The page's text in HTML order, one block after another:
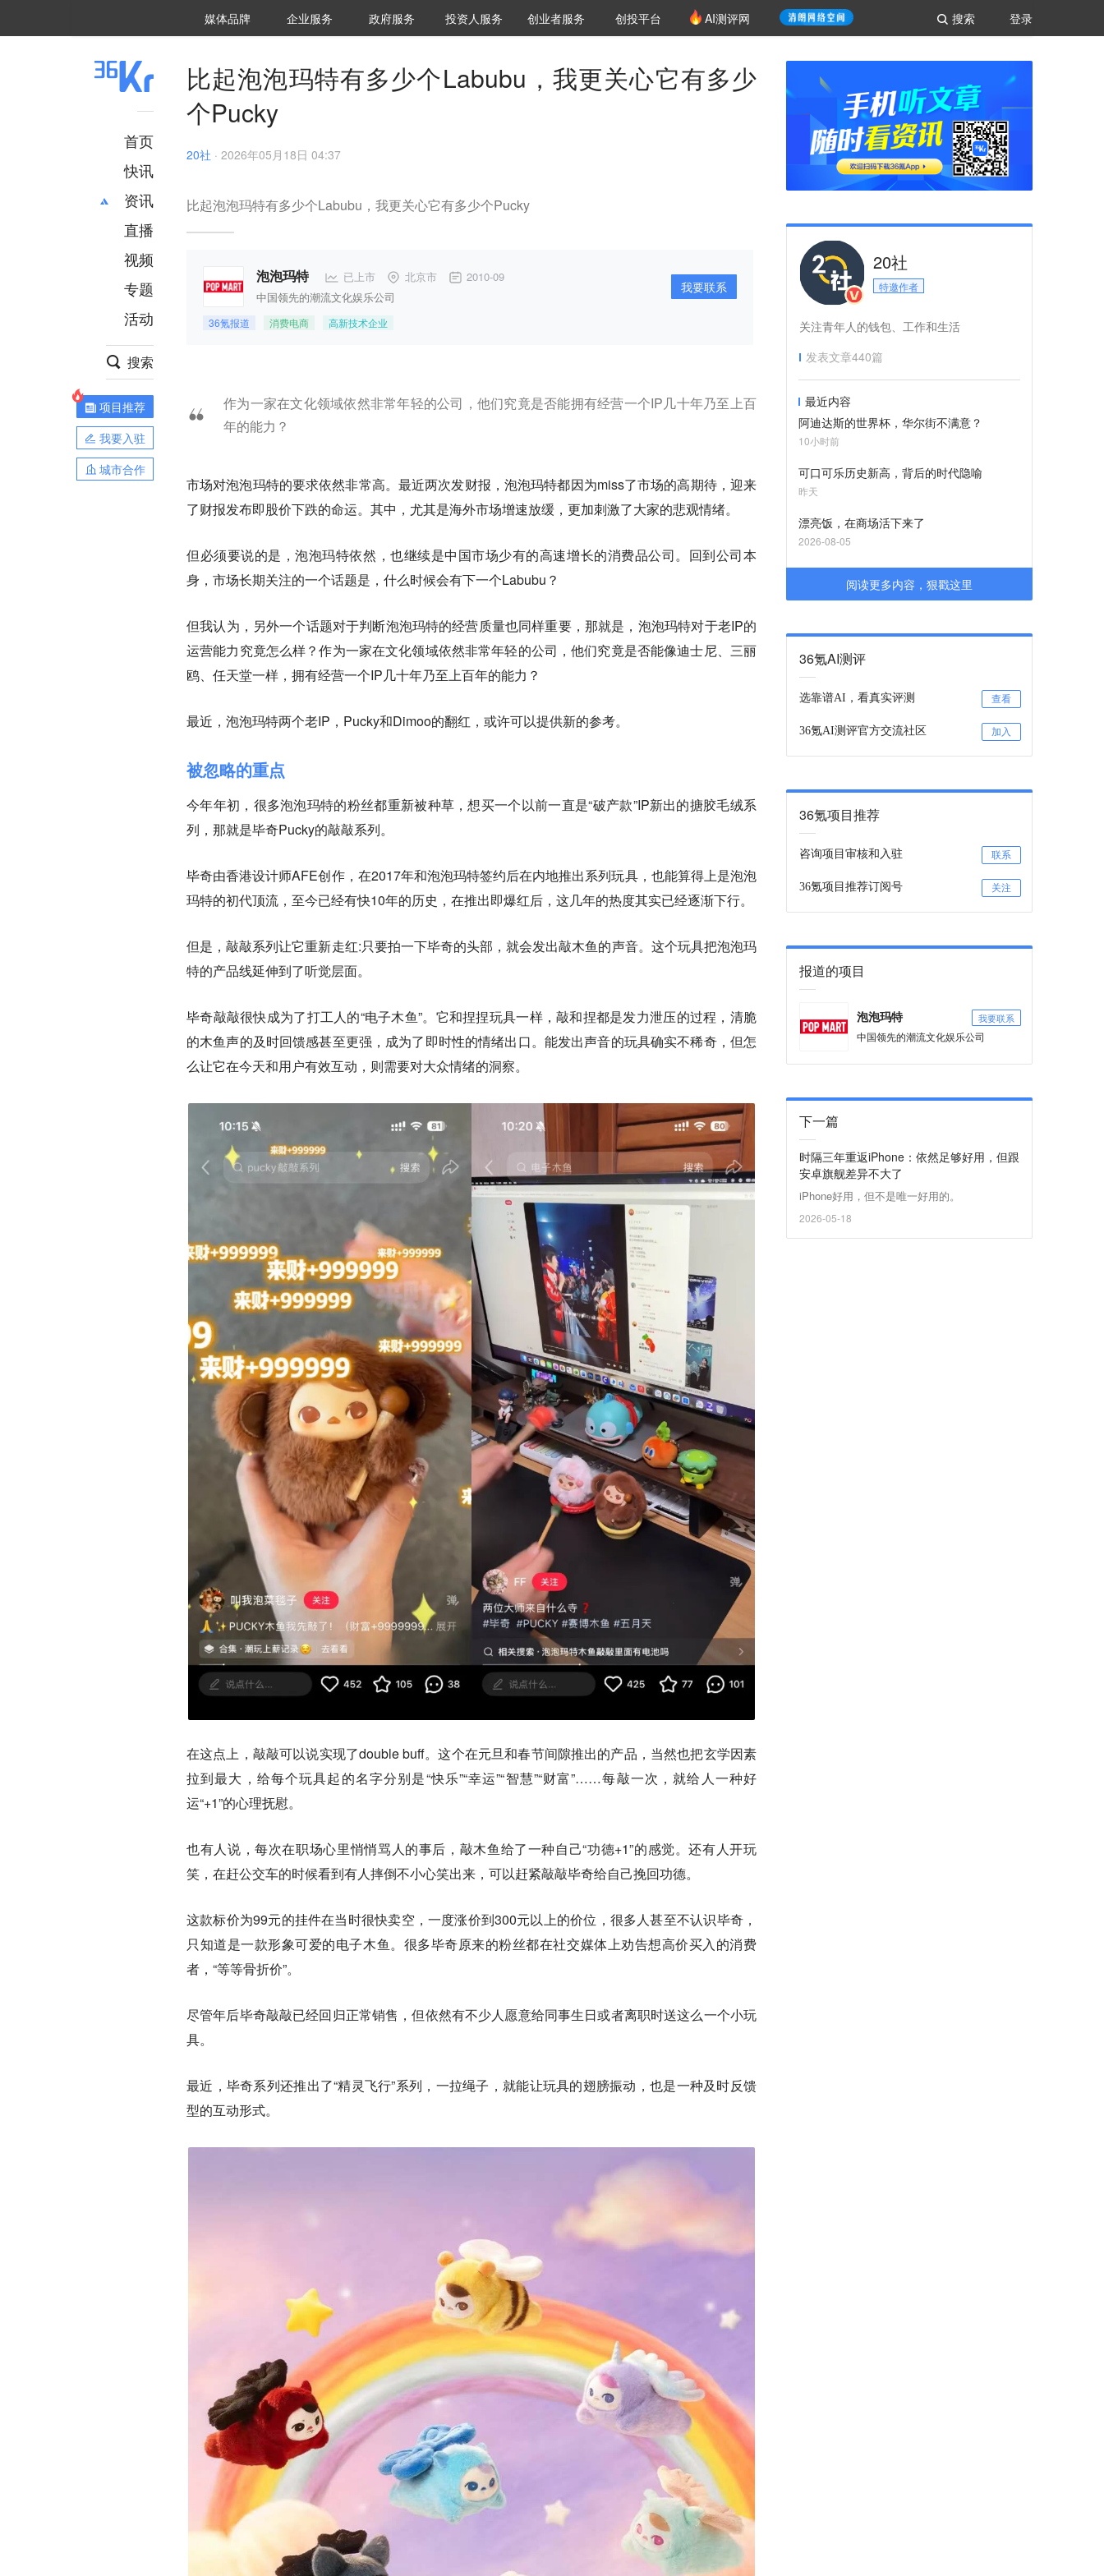
登录
搜索
媒体品牌 36Kr研究院
企业服务 城市之窗
政府服务 VClub投资机构库
投资机构职位推介
投资人服务 创投氪堂
创业者服务 创投平台 AI测评网
首页
快讯
资讯
推荐
财经
项目推荐
安徽
直播
视频
专题
活动
搜索
项目推荐
我要入驻
城市合作
比起泡泡玛特有多少个Labubu，我更关心它有多少
个Pucky
20社 · 2026年05月18日 04:37
比起泡泡玛特有多少个Labubu，我更关心它有多少个Pucky
泡泡玛特 已上市 北京市 2010-09
中国领先的潮流文化娱乐公司
36氪报道 消费电商 高新技术企业
我要联系
作为一家在文化领域依然非常年轻的公司，他们究竟是否能拥有经营一个IP几十年乃至上百
年的能力？
市场对泡泡玛特的要求依然非常高。最近两次发财报，泡泡玛特都因为miss了市场的高期待，迎来
了财报发布即股价下跌的命运。其中，尤其是海外市场增速放缓，更加刺激了大家的悲观情绪。
但必须要说的是，泡泡玛特依然，也继续是中国市场少有的高速增长的消费品公司。回到公司本
身，市场长期关注的一个话题是，什么时候会有下一个Labubu？
但我认为，另外一个话题对于判断泡泡玛特的经营质量也同样重要，那就是，泡泡玛特对于老IP的
运营能力究竟怎么样？作为一家在文化领域依然非常年轻的公司，他们究竟是否能像迪士尼、三丽
鸥、任天堂一样，拥有经营一个IP几十年乃至上百年的能力？
最近，泡泡玛特两个老IP，Pucky和Dimoo的翻红，或许可以提供新的参考。
被忽略的重点
今年年初，很多泡泡玛特的粉丝都重新被种草，想买一个以前一直是“破产款”IP新出的搪胶毛绒系
列，那就是毕奇Pucky的敲敲系列。
毕奇由香港设计师AFE创作，在2017年和泡泡玛特签约后在内地推出系列玩具，也能算得上是泡泡
玛特的初代顶流，至今已经有快10年的历史，在推出即爆红后，这几年的热度其实已经逐渐下行。
但是，敲敲系列让它重新走红:只要拍一下毕奇的头部，就会发出敲木鱼的声音。这个玩具把泡泡玛
特的产品线延伸到了听觉层面。
毕奇敲敲很快成为了打工人的“电子木鱼”。它和捏捏玩具一样，敲和捏都是发力泄压的过程，清脆
的木鱼声的及时回馈感甚至更强，成为了即时性的情绪出口。能发出声音的玩具确实不稀奇，但怎
么让它在今天和用户有效互动，则需要对大众情绪的洞察。
在这点上，敲敲可以说实现了double buff。这个在元旦和春节间隙推出的产品，当然也把玄学因素
拉到最大，给每个玩具起的名字分别是“快乐”“幸运”“智慧”“财富”……每敲一次，就给人一种好
运“+1”的心理抚慰。
也有人说，每次在职场心里悄悄骂人的事后，敲木鱼给了一种自己“功德+1”的感觉。还有人开玩
笑，在赶公交车的时候看到有人摔倒不小心笑出来，可以赶紧敲敲毕奇给自己挽回功德。
这款标价为99元的挂件在当时很快卖空，一度涨价到300元以上的价位，很多人甚至不认识毕奇，
只知道是一款形象可爱的电子木鱼。很多毕奇原来的粉丝都在社交媒体上劝告想高价买入的消费
者，“等等骨折价”。
尽管年后毕奇敲敲已经回归正常销售，但依然有不少人愿意给同事生日或者离职时送这么一个小玩
具。
最近，毕奇系列还推出了“精灵飞行”系列，一拉绳子，就能让玩具的翅膀振动，也是一种及时反馈
型的互动形式。
20社
特邀作者
关注青年人的钱包、工作和生活
发表文章440篇
最近内容
阿迪达斯的世界杯，华尔街不满意？
10小时前
可口可乐历史新高，背后的时代隐喻
昨天
漂亮饭，在商场活下来了
2026-08-05
阅读更多内容，狠戳这里
36氪AI测评
选靠谱AI，看真实评测 查看
36氪AI测评官方交流社区 加入
36氪项目推荐
咨询项目审核和入驻 联系
36氪项目推荐订阅号 关注
报道的项目
泡泡玛特 我要联系
中国领先的潮流文化娱乐公司
下一篇
时隔三年重返iPhone：依然足够好用，但跟
安卓旗舰差异不大了
iPhone好用，但不是唯一好用的。
2026-05-18